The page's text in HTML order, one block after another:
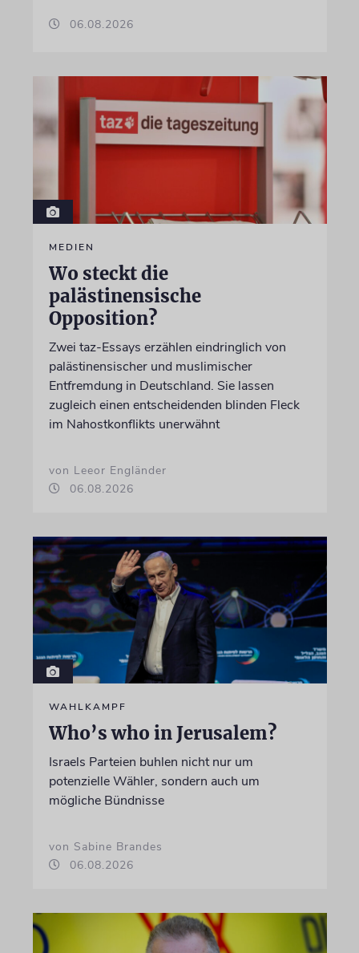
06.08.2026
MEDIEN
Wo steckt die
palästinensische
Opposition?
Zwei taz-Essays erzählen eindringlich von
palästinensischer und muslimischer
Entfremdung in Deutschland. Sie lassen
zugleich einen entscheidenden blinden Fleck
im Nahostkonflikts unerwähnt
von Leeor Engländer
06.08.2026
WAHLKAMPF
Who’s who in Jerusalem?
Israels Parteien buhlen nicht nur um
potenzielle Wähler, sondern auch um
mögliche Bündnisse
von Sabine Brandes
06.08.2026